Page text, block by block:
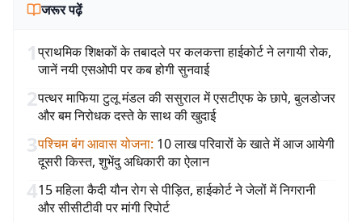
जरूर पढ़ें
1प्राथमिक शिक्षकों के तबादले पर कलकत्ता हाईकोर्ट ने लगायी रोक,
जानें नयी एसओपी पर कब होगी सुनवाई
2पत्थर माफिया टुलू मंडल की ससुराल में एसटीएफ के छापे, बुलडोजर
और बम निरोधक दस्ते के साथ की खुदाई
3पश्चिम बंग आवास योजना: 10 लाख परिवारों के खाते में आज आयेगी
दूसरी किस्त, शुभेंदु अधिकारी का ऐलान
415 महिला कैदी यौन रोग से पीड़ित, हाईकोर्ट ने जेलों में निगरानी
और सीसीटीवी पर मांगी रिपोर्ट